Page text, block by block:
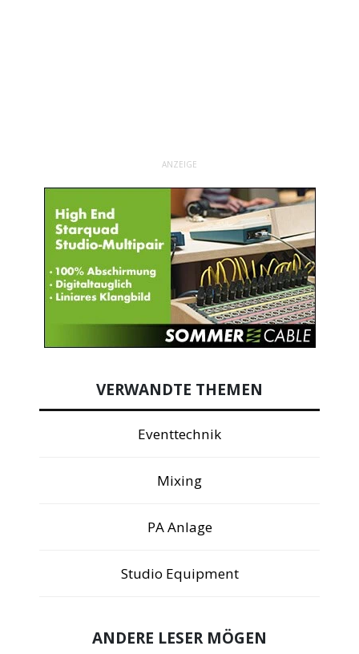
ANZEIGE
VERWANDTE THEMEN
Eventtechnik
Mixing
PA Anlage
Studio Equipment
ANDERE LESER MÖGEN